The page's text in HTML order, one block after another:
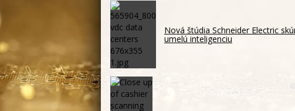
Nová štúdia Schneider Electric
umelú inteligenciu